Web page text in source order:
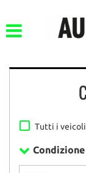
Tutti i
Condizione